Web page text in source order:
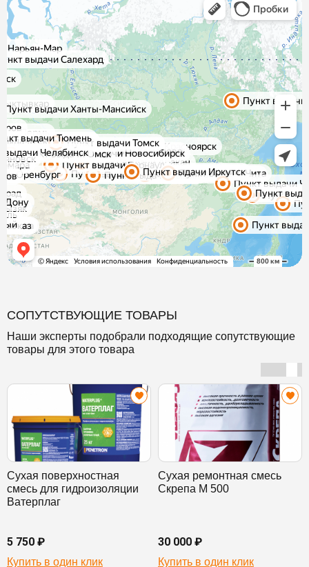
СОПУТСТВУЮЩИЕ ТОВАРЫ
Наши эксперты подобрали подходящие сопутствующие
товары для этого товара
Сухая поверхностная
смесь для гидроизоляции
Ватерплаг
5 750 ₽
Купить в один клик
Сухая ремонтная смесь
Скрепа М 500
30 000 ₽
Купить в один клик